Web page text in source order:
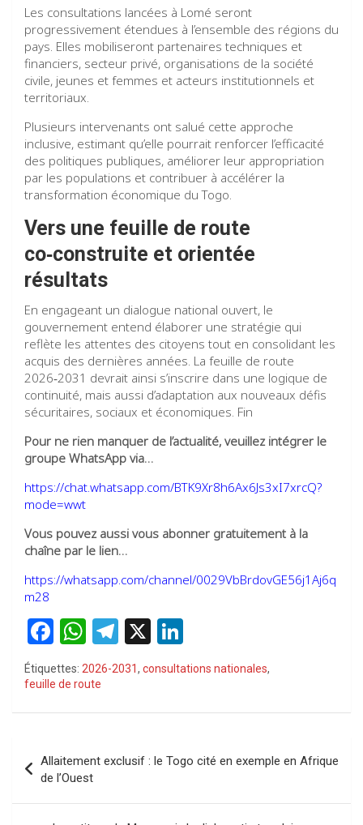
Les consultations lancées à Lomé seront
progressivement étendues à l’ensemble des régions du
pays. Elles mobiliseront partenaires techniques et
financiers, secteur privé, organisations de la société
civile, jeunes et femmes et acteurs institutionnels et
territoriaux.
Plusieurs intervenants ont salué cette approche
inclusive, estimant qu’elle pourrait renforcer l’efficacité
des politiques publiques, améliorer leur appropriation
par les populations et contribuer à accélérer la
transformation économique du Togo.
Vers une feuille de route
co‑construite et orientée
résultats
En engageant un dialogue national ouvert, le
gouvernement entend élaborer une stratégie qui
reflète les attentes des citoyens tout en consolidant les
acquis des dernières années. La feuille de route
2026‑2031 devrait ainsi s’inscrire dans une logique de
continuité, mais aussi d’adaptation aux nouveaux défis
sécuritaires, sociaux et économiques. Fin
Pour ne rien manquer de l’actualité, veuillez intégrer le
groupe WhatsApp via…
https://chat.whatsapp.com/BTK9Xr8h6Ax6Js3xI7xrcQ?
mode=wwt
Vous pouvez aussi vous abonner gratuitement à la
chaîne par le lien…
https://whatsapp.com/channel/0029VbBrdovGE56j1Aj6q
m28
F
a
ce
b
o
k
W
h
at
s
p
p
T
el
gr
m
X
n
dI
Étiquettes: 2026-2031, consultations nationales,
feuille de route
de
l’article
Allaitement exclusif : le Togo cité en exemple en Afrique
de l’Ouest